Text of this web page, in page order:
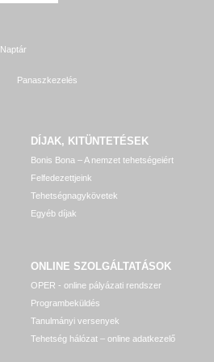
Naptár
Panaszkezelés
DÍJAK, KITÜNTETÉSEK
Bonis Bona – A nemzet tehetségeiért
Felfedezettjeink
Tehetségnagykövetek
Egyéb díjak
ONLINE SZOLGÁLTATÁSOK
OPER - online pályázati rendszer
Programbeküldés
Tanulmányi versenyek
Tehetség hálózat – online adatkezelő